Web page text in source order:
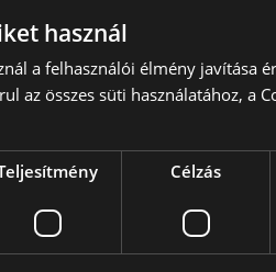
A közel másfél évszázados
Termékeiről
komfortosabb és tartósabb
is megfelelnek! A vállalat
takarékos és zöld komponenseket
használ
a felhasználói élmény javítása
az összes süti használatához, a
Célzás